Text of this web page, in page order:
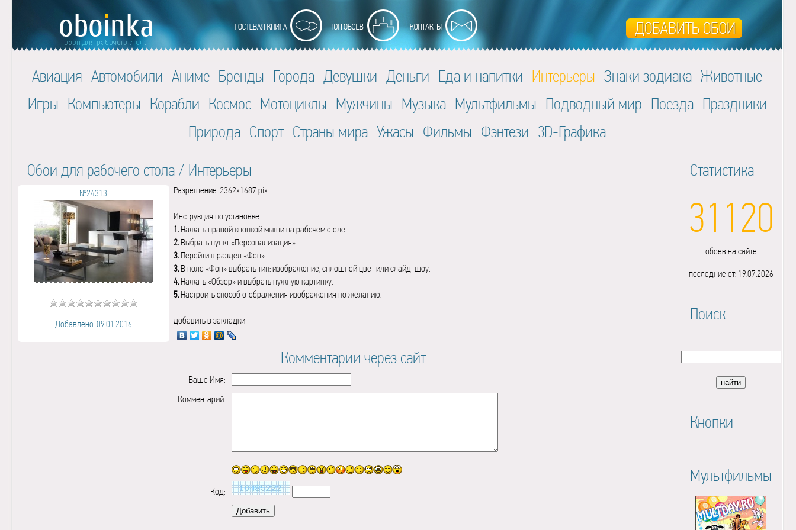
Авиация Автомобили Аниме Бренды Города Девушки Деньги Еда и напитки Интерьеры Знаки зодиака Животные
Игры Компьютеры Корабли Космос Мотоциклы Мужчины Музыка Мультфильмы Подводный мир Поезда Праздники
Природа Спорт Страны мира Ужасы Фильмы Фэнтези 3D-Графика
Обои для рабочего стола/ Интерьеры
№24313
Добавлено: 09.01.2016
Разрешение: 2362x1687 pix
Инструкция по установке:
1.Нажать правой кнопкой мыши на рабочем столе.
2.Выбрать пункт «Персонализация».
3.Перейти в раздел «Фон».
3.В поле «Фон» выбрать тип: изображение, сплошной цвет или слайд-шоу.
4.Нажать «Обзор» и выбрать нужную картинку.
5.Настроить способ отображения изображения по желанию.
добавить в закладки
Комментарии через сайт
Ваше Имя:
Комментарий:
Код:
Статистика
31120
обоев на сайте
последние от: 19.07.2026
Поиск
Кнопки
Мультфильмы